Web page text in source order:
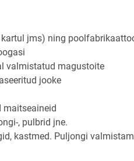
jms) ning
valmistatud magustoite
jooke
maitseaineid
, pulbrid jne.
kastmed. Puljongi